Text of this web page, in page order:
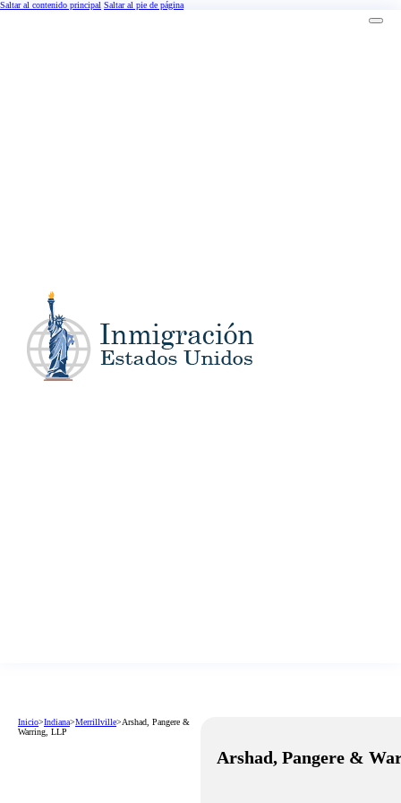
Saltar al contenido principal Saltar al pie de página
Inicio>Indiana>Merrillville>Arshad, Pangere &
Warring, LLP
Arshad, Pangere &